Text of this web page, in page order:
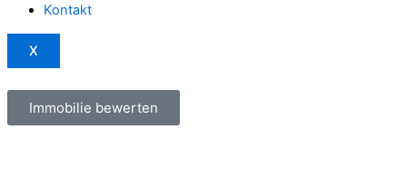
Kontakt
X
Immobilie bewerten